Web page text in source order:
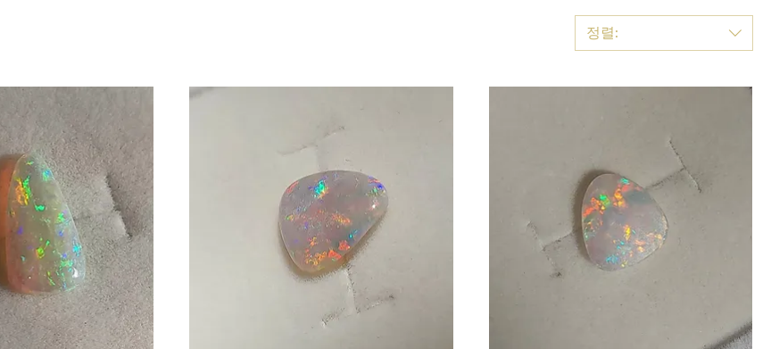
정렬: